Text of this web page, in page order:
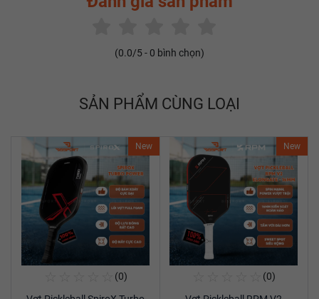
(0.0/5 - 0 bình chọn)
SẢN PHẨM CÙNG LOẠI
New
(0)
New
(0)